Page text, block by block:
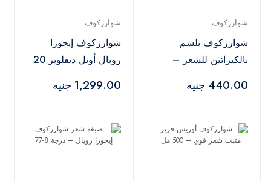
شوارزكوف
شوارزكوف بلسم
بالكيراتين للشعر –
440.00 جنيه
شوارزكوف
شوارزكوف إيجورا
رويال أويل ديفلوبر 20
مل
1,299.00 جنيه